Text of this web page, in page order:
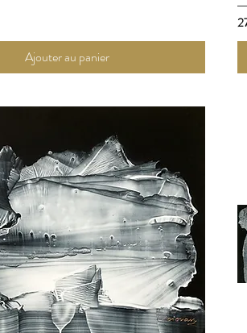
Ajouter au panier